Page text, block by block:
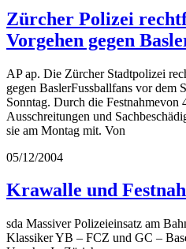
Zürcher Polizei
Vorgehen gegen
AP ap. Die Zürcher Stadtpolizei
gegen BaslerFussballfans vor dem
Sonntag. Durch die Festnahmevon
Ausschreitungen und
sie am Montag mit. Von
05/12/2004
Krawalle und
sda Massiver Polizeieinsatz am
Klassiker YB – FCZ und GC –